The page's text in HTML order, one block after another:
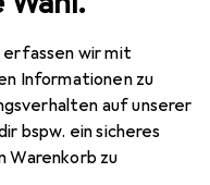
erfassen wir mit
Informationen zu
auf unserer
bspw. ein sicheres
Warenkorb zu